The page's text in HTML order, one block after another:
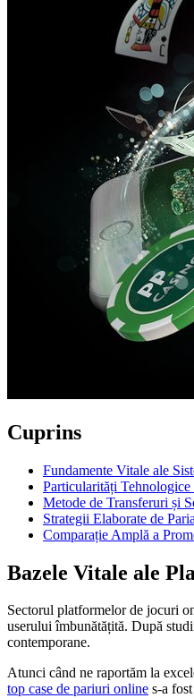
Cuprins
Fundamente Vitale ale
Particularități Tehnologice
Metode de Transferuri și
Strategii Elaborate de
Comparație Amplă a
Bazele Vitale ale
Sectorul platformelor de jocuri
userului îmbunătățită. După
contemporane.
Atunci când ne raportăm la
top case de pariuri online s-a